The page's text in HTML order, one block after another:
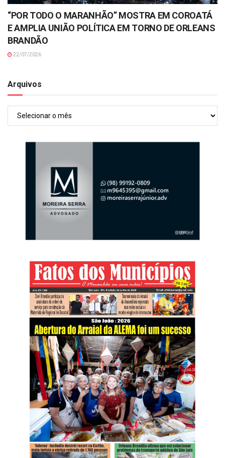
“POR TODO O MARANHÃO” MOSTRA EM COROATÁ
E AMPLIA UNIÃO POLÍTICA EM TORNO DE ORLEANS
BRANDÃO
22/07/2026
Arquivos
Arquivos